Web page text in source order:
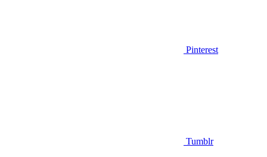
Pinterest
Tumblr